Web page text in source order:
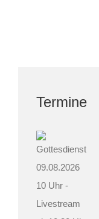
Termine